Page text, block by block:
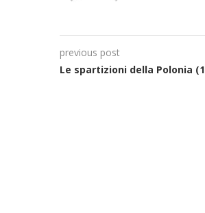
previous post
Le spartizioni della Polonia